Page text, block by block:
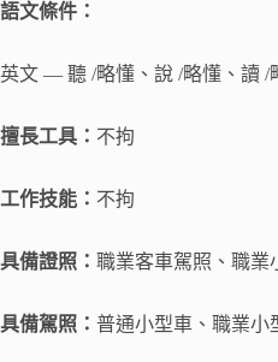
語文條件：
英文 — 聽 /略懂、說 /略懂、讀 /
擅長工具： 不拘
工作技能： 不拘
具備證照： 職業客車駕照、職業
具備駕照： 普通小型車、職業小